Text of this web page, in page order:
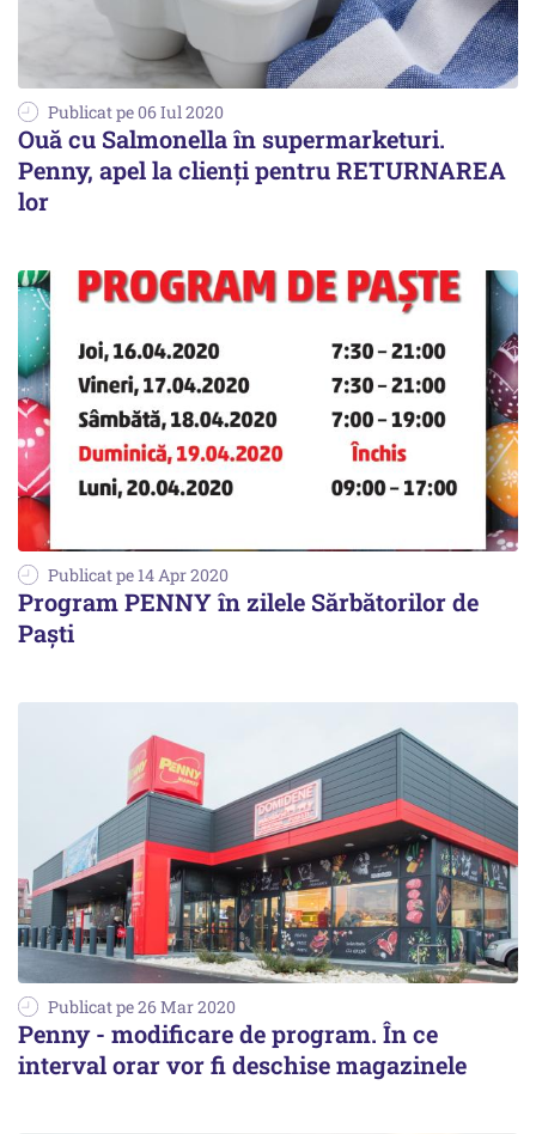
Publicat pe 06 Iul 2020
Ouă cu Salmonella în supermarketuri.
Penny, apel la clienți pentru RETURNAREA
lor
Publicat pe 14 Apr 2020
Program PENNY în zilele Sărbătorilor de
Paști
Publicat pe 26 Mar 2020
Penny - modificare de program. În ce
interval orar vor fi deschise magazinele